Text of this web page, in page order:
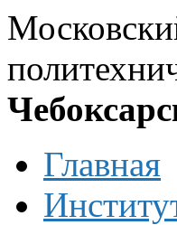
Главная